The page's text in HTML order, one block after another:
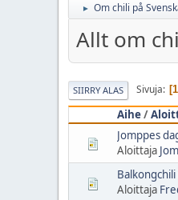
► Om chili på
Allt om
SIIRRY ALAS Sivuja 1
Aihe/
Jomppes
Aloittaja
Aloittaja